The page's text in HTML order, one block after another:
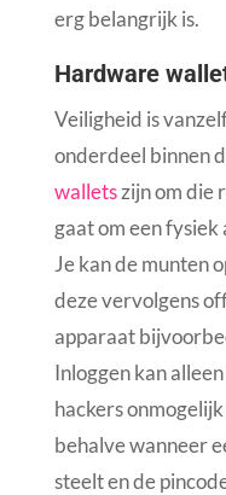
erg belangrijk is.
Hardware
Veiligheid is
onderdeel binnen
walletszijn om die
gaat om een
Je kan de munten
deze vervolgens
apparaat
Inloggen kan
hackers
behalve wanneer
steelt en de